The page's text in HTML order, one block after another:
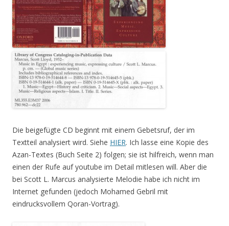
Die beigefügte CD beginnt mit einem Gebetsruf, der im
Textteil analysiert wird. Siehe HIER. Ich lasse eine Kopie des
Azan-Textes (Buch Seite 2) folgen; sie ist hilfreich, wenn man
einen der Rufe auf youtube im Detail mitlesen will. Aber die
bei Scott L. Marcus analysierte Melodie habe ich nicht im
Internet gefunden (jedoch Mohamed Gebril mit
eindrucksvollem Qoran-Vortrag).